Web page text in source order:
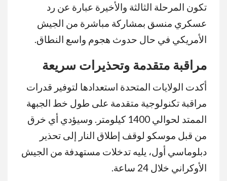
تكون المرحلة الثالثة والأخيرة عبارة عن رد
عسكري منسق بمشاركة مباشرة من الجيش
الأمريكي في حال حدوث هجوم واسع النطاق.
مراقبة متقدمة وتحذيرات سريعة
أكدت الولايات المتحدة استعدادها لتوفير قدرات
مراقبة تكنولوجية متقدمة على طول خط الجبهة
الممتد لحوالي 1400 كيلومتر. وسيؤدي أي خرق
من قبل موسكو لوقف إطلاق النار إلى تحذير
دبلوماسي أول، يليه تدخلات مستهدفة من الجيش
الأوكراني خلال 24 ساعة.